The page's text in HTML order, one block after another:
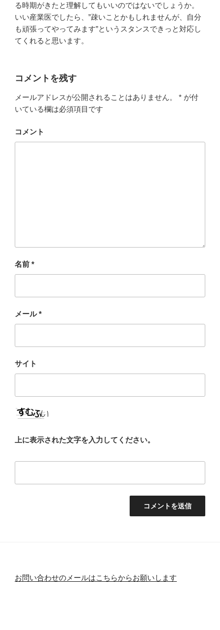
る時期がきたと理解してもいいのではないでしょうか。
いい産業医でしたら、”疎いことかもしれませんが、自分
も頑張ってやってみます”というスタンスできっと対応し
てくれると思います。
コメントを残す
メールアドレスが公開されることはありません。 * が付
いている欄は必須項目です
コメント
名前 *
メール*
サイト
上に表示された文字を入力してください。
お問い合わせのメールはこちらからお願いします